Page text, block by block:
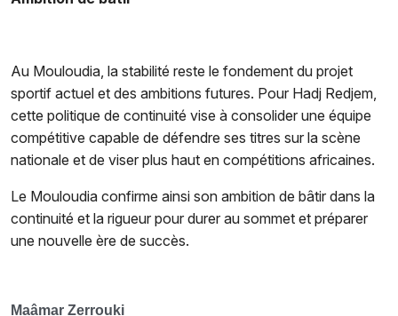
Au Mouloudia, la stabilité reste le fondement du projet
sportif actuel et des ambitions futures. Pour Hadj Redjem,
cette politique de continuité vise à consolider une équipe
compétitive capable de défendre ses titres sur la scène
nationale et de viser plus haut en compétitions africaines.
Le Mouloudia confirme ainsi son ambition de bâtir dans la
continuité et la rigueur pour durer au sommet et préparer
une nouvelle ère de succès.
Maâmar Zerrouki